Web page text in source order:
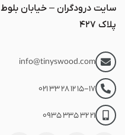
سایت درودگران – خیابان بلوط ۱
پلاک ۴۲۷
info@tinyswood.com
021 33 28 12 15-17
0935 335 32 21